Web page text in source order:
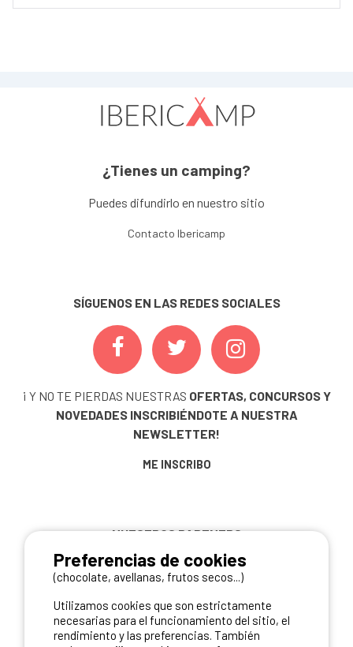
¿Tienes un camping?
Puedes difundirlo en nuestro sitio
Contacto Ibericamp
SÍGUENOS EN LAS REDES SOCIALES
¡ Y NO TE PIERDAS NUESTRAS OFERTAS, CONCURSOS Y
NOVEDADES INSCRIBIÉNDOTE A NUESTRA
NEWSLETTER!
ME INSCRIBO
NUESTROS PARTNERS
Preferencias de cookies
(chocolate, avellanas, frutos secos...)
Utilizamos cookies que son estrictamente
necesarias para el funcionamiento del sitio, el
rendimiento y las preferencias. También